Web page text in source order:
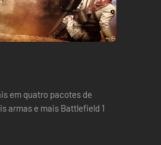
em quatro pacotes de
armas e mais Battlefield 1